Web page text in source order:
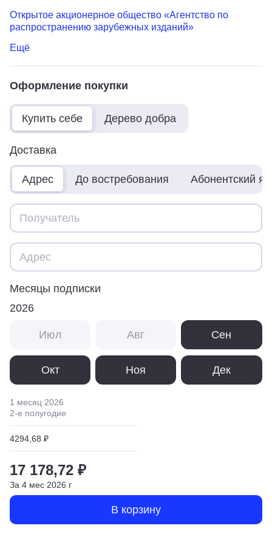
Открытое акционерное общество «Агентство по
распространению зарубежных изданий»
Ещё
Оформление покупки
Купить себе Дерево добра
Доставка
Адрес До востребования Абонентский
Месяцы подписки
2026
Июл Авг Сен
Окт Ноя Дек
1 месяц 2026
2-е полугодие
4294,68 ₽
17 178,72 ₽
За 4 мес 2026 г
В корзину